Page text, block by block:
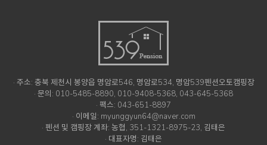
· 주소: 충북 제천시 봉양읍 명암로546, 명암로534, 명암539펜션오토캠핑장
· 문의: 010-5485-8890, 010-9408-5368, 043-645-5368
· 팩스: 043-651-8897
· 이메일: myunggyun64@naver.com
· 펜션 및 캠핑장 계좌: 농협, 351-1321-8975-23, 김태은
· 대표자명: 김태은